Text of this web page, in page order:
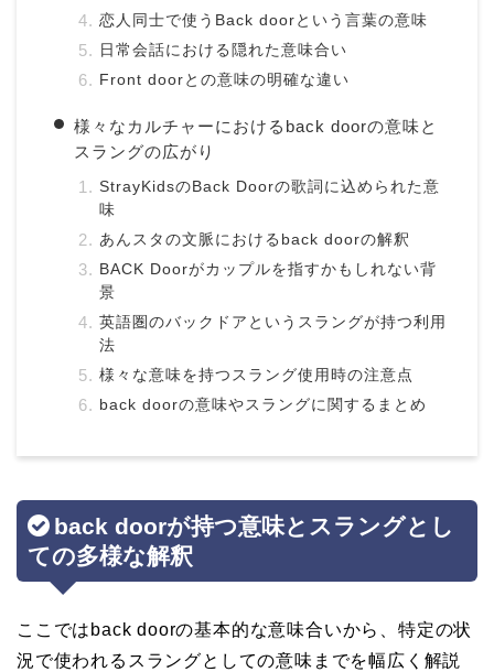
恋人同士で使うBack doorという言葉の意味
日常会話における隠れた意味合い
Front doorとの意味の明確な違い
様々なカルチャーにおけるback doorの意味と
スラングの広がり
StrayKidsのBack Doorの歌詞に込められた意
味
あんスタの文脈におけるback doorの解釈
BACK Doorがカップルを指すかもしれない背
景
英語圏のバックドアというスラングが持つ利用
法
様々な意味を持つスラング使用時の注意点
back doorの意味やスラングに関するまとめ
back doorが持つ意味とスラングとし
ての多様な解釈
ここではback doorの基本的な意味合いから、特定の状
況で使われるスラングとしての意味までを幅広く解説